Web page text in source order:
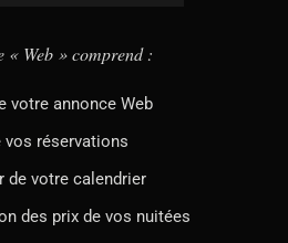
« Web » comprend :
votre annonce Web
vos réservations
de votre calendrier
des prix de vos nuitées